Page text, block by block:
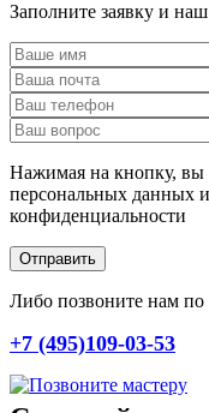
Заполните заявку и
Нажимая на кнопку, вы
персональных данных
конфиденциальности
Отправить
Либо позвоните нам по
+7 (495)109-03-53